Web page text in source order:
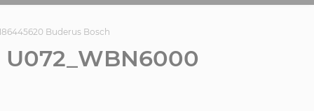
Buderus Bosch